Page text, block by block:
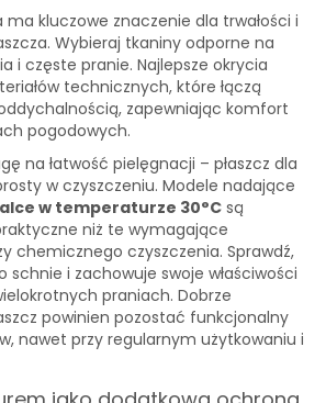
ma kluczowe znaczenie dla trwałości i
Wybieraj tkaniny odporne na
i częste pranie. Najlepsze okrycia
technicznych, które łączą
zapewniając komfort
pogodowych.
na łatwość pielęgnacji – płaszcz dla
w czyszczeniu. Modele nadające
w temperaturze 30°C są
niż te wymagające
chemicznego czyszczenia. Sprawdź,
schnie i zachowuje swoje właściwości
praniach. Dobrze
powinien pozostać funkcjonalny
nawet przy regularnym użytkowaniu i